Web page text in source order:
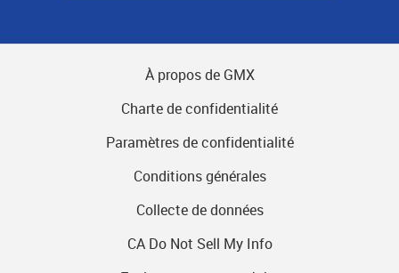
À propos de GMX
Charte de confidentialité
Paramètres de confidentialité
Conditions générales
Collecte de données
CA Do Not Sell My Info